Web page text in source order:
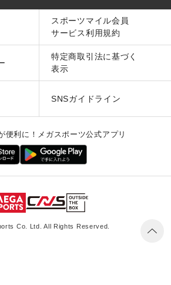
スポーツマイル会員
サービス利用規約
特定商取引法に基づく
表示
SNSガイドライン
便利に！メガスポーツ公式アプリ
Co. Ltd. All Rights Reserved.